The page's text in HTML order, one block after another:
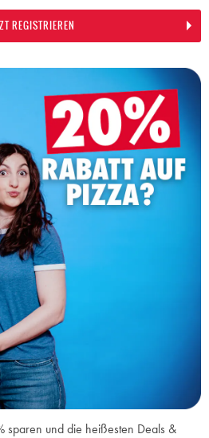
REGISTRIEREN
sparen und die heißesten Deals &